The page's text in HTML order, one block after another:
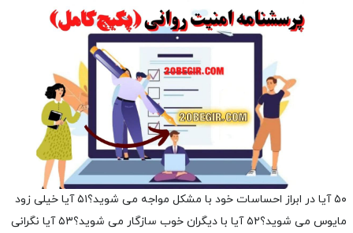
۵۰ آیا در ابراز احساسات خود با مشکل مواجه می شوید؟
۵۱ آیا خیلی زود
مایوس می شوید؟۵۲ آیا با دیگران خوب سازگار می شوید؟
۵۳ آیا نگرانی